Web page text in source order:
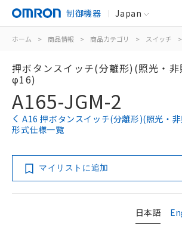
制御機器 Japan
ホーム > 商品情報 > 商品カテゴリ > スイッチ >
押ボタンスイッチ(分離形)(照光・
φ16)
A165-JGM-2
A16 押ボタンスイッチ(分離形)(照光・
形式仕様一覧
マイリストに追加
日本語